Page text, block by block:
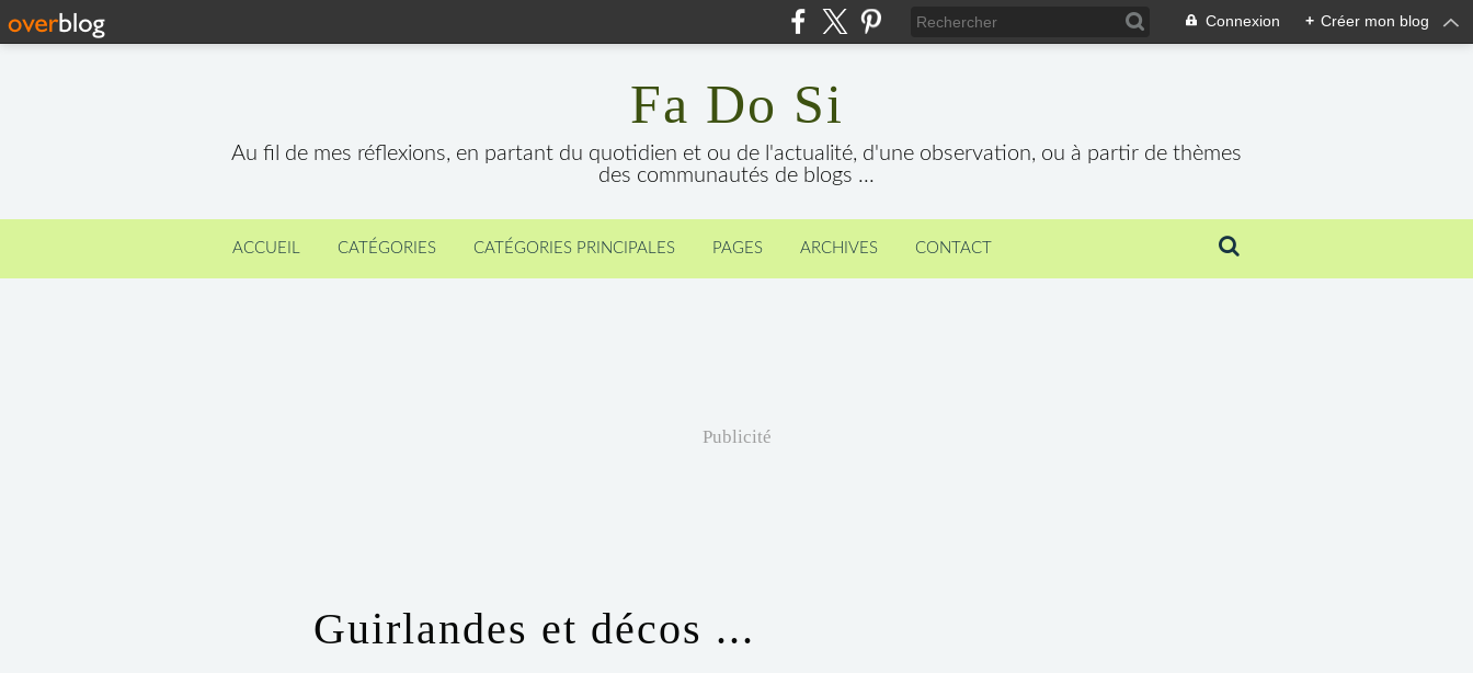
Connexion + Créer mon blog
Fa Do Si
Au fil de mes réflexions, en partant du quotidien et ou de l'actualité, d'une observation, ou à partir de thèmes
des communautés de blogs ...
ACCUEIL CATÉGORIES CATÉGORIES PRINCIPALES PAGES ARCHIVES CONTACT
Publicité
Guirlandes et décos ...